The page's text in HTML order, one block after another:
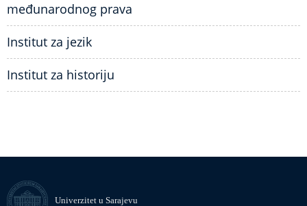
međunarodnog prava
Institut za jezik
Institut za historiju
Univerzitet u Sarajevu